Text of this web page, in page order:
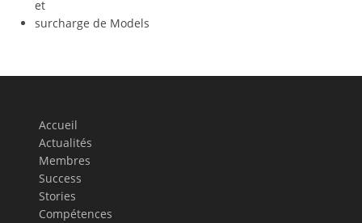
et
surcharge de Models
Accueil
Actualités
Membres
Success
Stories
Compétences